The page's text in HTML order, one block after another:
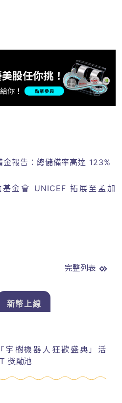
報告：總儲備率高達 123%
金會 UNICEF 拓展至孟加
完整列表
新幣上線
宇樹機器人狂歡盛典」活
獎勵池